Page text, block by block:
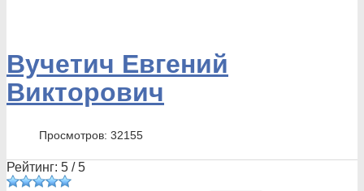
Вучетич Евгений
Викторович
Просмотров: 32155
Рейтинг: 5 /5